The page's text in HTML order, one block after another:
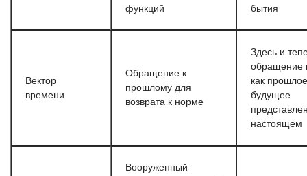
функций
бытия
Вектор
времени
Обращение к
прошлому для
возврата к норме
Здесь и
обращение
как
будущее
настоящем
Вооруженный